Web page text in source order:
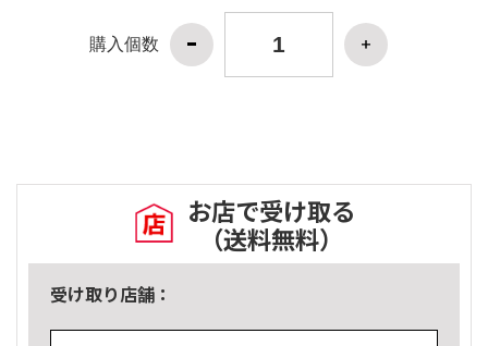
購入個数
お店で受け取る
（送料無料）
受け取り店舗：